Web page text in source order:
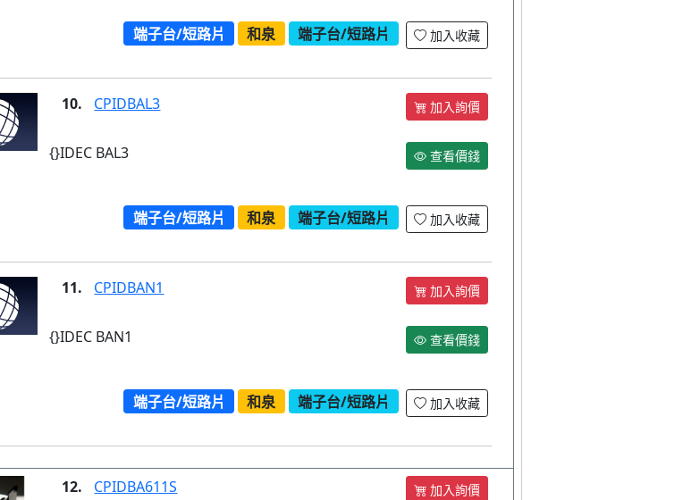
端子台/短路片 和泉 端子台/短路片 加入收藏
10. CPIDBAL3 加入詢價
{}IDEC BAL3 查看價錢
端子台/短路片 和泉 端子台/短路片 加入收藏
11. CPIDBAN1 加入詢價
{}IDEC BAN1 查看價錢
端子台/短路片 和泉 端子台/短路片 加入收藏
12. CPIDBA611S 加入詢價